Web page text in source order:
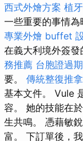
西式外燴方案 植
一些重要的事情為
專業外燴 buffet
在義大利境外簽發
務推薦 台胞證過
要。 傳統整復推
基本文件。 Vule
容。 她的技能在
生共鳴。 憑藉敏
富。 下訂單後，